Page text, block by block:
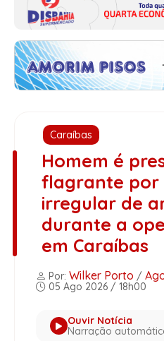
Caraíbas
Homem é
flagrante por
irregular de
durante a
em Caraíbas
Por: Wilker Porto /
05 Ago 2026 / 18h00
Ouvir Notícia
Narração